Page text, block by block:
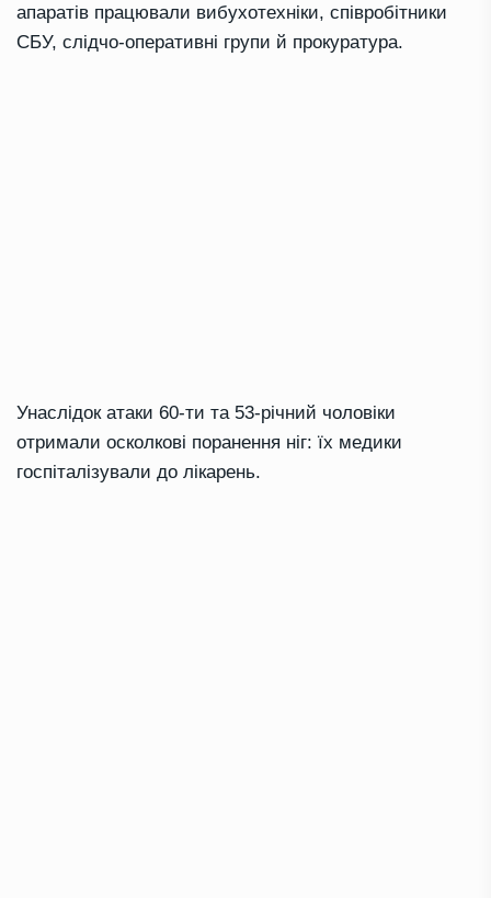
апаратів працювали вибухотехніки, співробітники
СБУ, слідчо-оперативні групи й прокуратура.
Унаслідок атаки 60-ти та 53-річний чоловіки
отримали осколкові поранення ніг: їх медики
госпіталізували до лікарень.